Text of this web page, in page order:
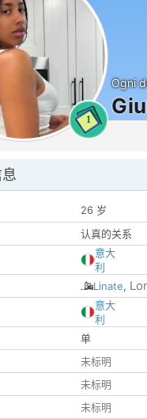
1
Ogni
26 岁
认真的关系
意大
利
Linate,
意大
利
单
未标明
未标明
未标明